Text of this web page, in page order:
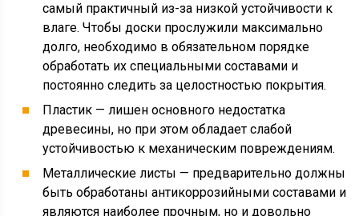
самый практичный из-за низкой устойчивости к
влаге. Чтобы доски прослужили максимально
долго, необходимо в обязательном порядке
обработать их специальными составами и
постоянно следить за целостностью покрытия.
Пластик — лишен основного недостатка
древесины, но при этом обладает слабой
устойчивостью к механическим повреждениям.
Металлические листы — предварительно должны
быть обработаны антикоррозийными составами и
являются наиболее прочным, но и довольно